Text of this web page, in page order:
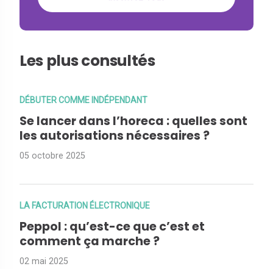
Les plus consultés
DÉBUTER COMME INDÉPENDANT
Se lancer dans l’horeca : quelles sont
les autorisations nécessaires ?
05 octobre 2025
LA FACTURATION ÉLECTRONIQUE
Peppol : qu’est-ce que c’est et
comment ça marche ?
02 mai 2025